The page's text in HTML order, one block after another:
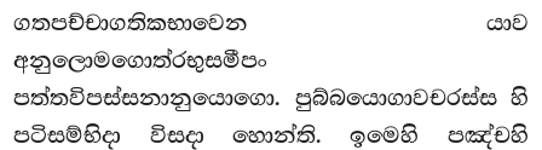
ගතපච්චාගතිකභාවෙන යාව
අනුලොමගොත්රභුසමීපං
පත්තවිපස්සනානුයොගො. පුබ්බයොගාවචරස්ස හි
පටිසම්භිදා විසදා හොන්ති. ඉමෙහි පඤ්චහි